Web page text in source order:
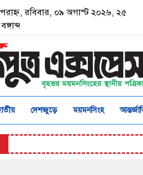
রবিবার, ০৯ অগাস্ট ২০২৬, ২৫
দেশজুড়ে ময়মনসিংহ